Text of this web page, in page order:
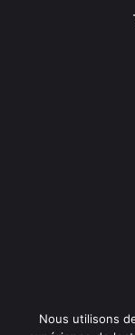
Nous utilisons